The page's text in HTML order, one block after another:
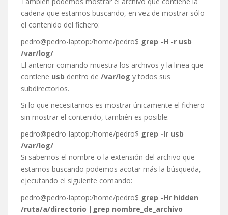
cadena que estamos buscando, en vez de mostrar sólo
el contenido del fichero:
pedro@pedro-laptop:/home/pedro$ grep -H -r usb
/var/log/
El anterior comando muestra los archivos y la linea que
contiene usb dentro de /var/log y todos sus
subdirectorios.
Si lo que necesitamos es mostrar únicamente el fichero
sin mostrar el contenido, también es posible:
pedro@pedro-laptop:/home/pedro$ grep -lr usb
/var/log/
Si sabemos el nombre o la extensión del archivo que
estamos buscando podemos acotar más la búsqueda,
ejecutando el siguiente comando:
pedro@pedro-laptop:/home/pedro$ grep -Hr hidden
/ruta/a/directorio |grep nombre_de_archivo